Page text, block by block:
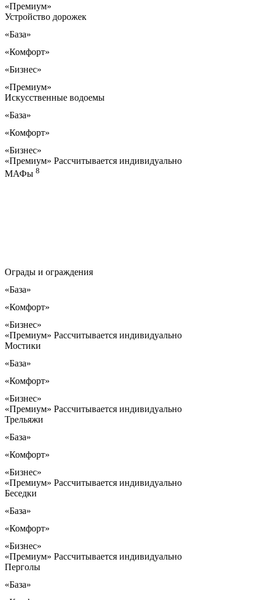
«Премиум»
Устройство дорожек
«База»
«Комфорт»
«Бизнес»
«Премиум»
Искусственные водоемы
«База»
«Комфорт»
«Бизнес»
«Премиум» Рассчитывается индивидуально
МАФы 8
Ограды и ограждения
«База»
«Комфорт»
«Бизнес»
«Премиум» Рассчитывается индивидуально
Мостики
«База»
«Комфорт»
«Бизнес»
«Премиум» Рассчитывается индивидуально
Трельяжи
«База»
«Комфорт»
«Бизнес»
«Премиум» Рассчитывается индивидуально
Беседки
«База»
«Комфорт»
«Бизнес»
«Премиум» Рассчитывается индивидуально
Перголы
«База»